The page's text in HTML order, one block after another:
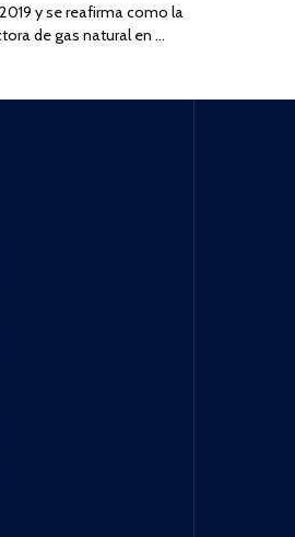
y se reafirma como la
de gas natural en …